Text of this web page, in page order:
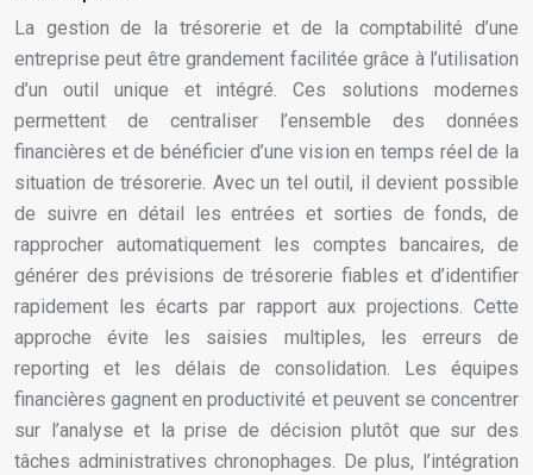
La gestion de la trésorerie et de la comptabilité d’une
entreprise peut être grandement facilitée grâce à l’utilisation
d’un outil unique et intégré. Ces solutions modernes
permettent de centraliser l’ensemble des données
financières et de bénéficier d’une vision en temps réel de la
situation de trésorerie. Avec un tel outil, il devient possible
de suivre en détail les entrées et sorties de fonds, de
rapprocher automatiquement les comptes bancaires, de
générer des prévisions de trésorerie fiables et d’identifier
rapidement les écarts par rapport aux projections. Cette
approche évite les saisies multiples, les erreurs de
reporting et les délais de consolidation. Les équipes
financières gagnent en productivité et peuvent se concentrer
sur l’analyse et la prise de décision plutôt que sur des
tâches administratives chronophages. De plus, l’intégration